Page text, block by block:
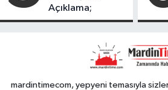
Açıklama;
mardintimecom, yepyeni temasıyla